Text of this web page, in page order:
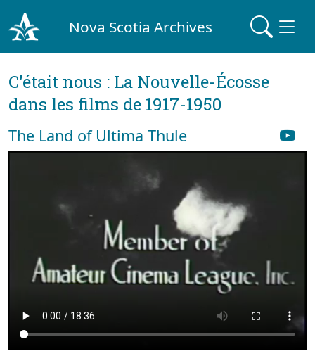
Nova Scotia Archives
C'était nous : La Nouvelle-Écosse
dans les films de 1917-1950
The Land of Ultima Thule